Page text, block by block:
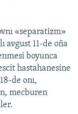
«separatizm»
avgust 11-de oña
boyunca
hastahanesine
de onı,
mecburen